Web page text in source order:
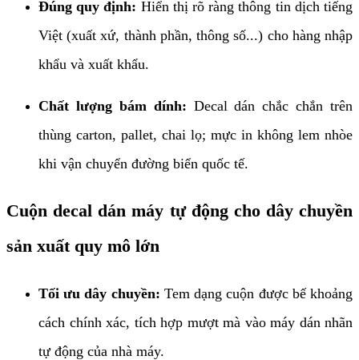
Đúng quy định: Hiển thị rõ ràng thông tin dịch tiếng
Việt (xuất xứ, thành phần, thông số...) cho hàng nhập
khẩu và xuất khẩu.
Chất lượng bám dính: Decal dán chắc chắn trên
thùng carton, pallet, chai lọ; mực in không lem nhòe
khi vận chuyển đường biển quốc tế.
Cuộn decal dán máy tự động cho dây chuyền
sản xuất quy mô lớn
Tối ưu dây chuyền: Tem dạng cuộn được bế khoảng
cách chính xác, tích hợp mượt mà vào máy dán nhãn
tự động của nhà máy.